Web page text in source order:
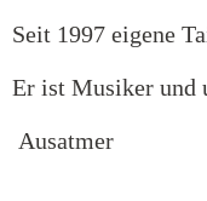
Seit 1997 eigene
Er ist Musiker und
Ausatmer